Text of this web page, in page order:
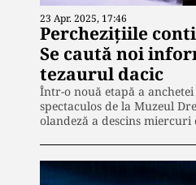
23 Apr. 2025, 17:46
Perchezițiile
Se caută noi
tezaurul dacic
Într-o nouă etapă a
spectaculos de la Muzeul
olandeză a descins